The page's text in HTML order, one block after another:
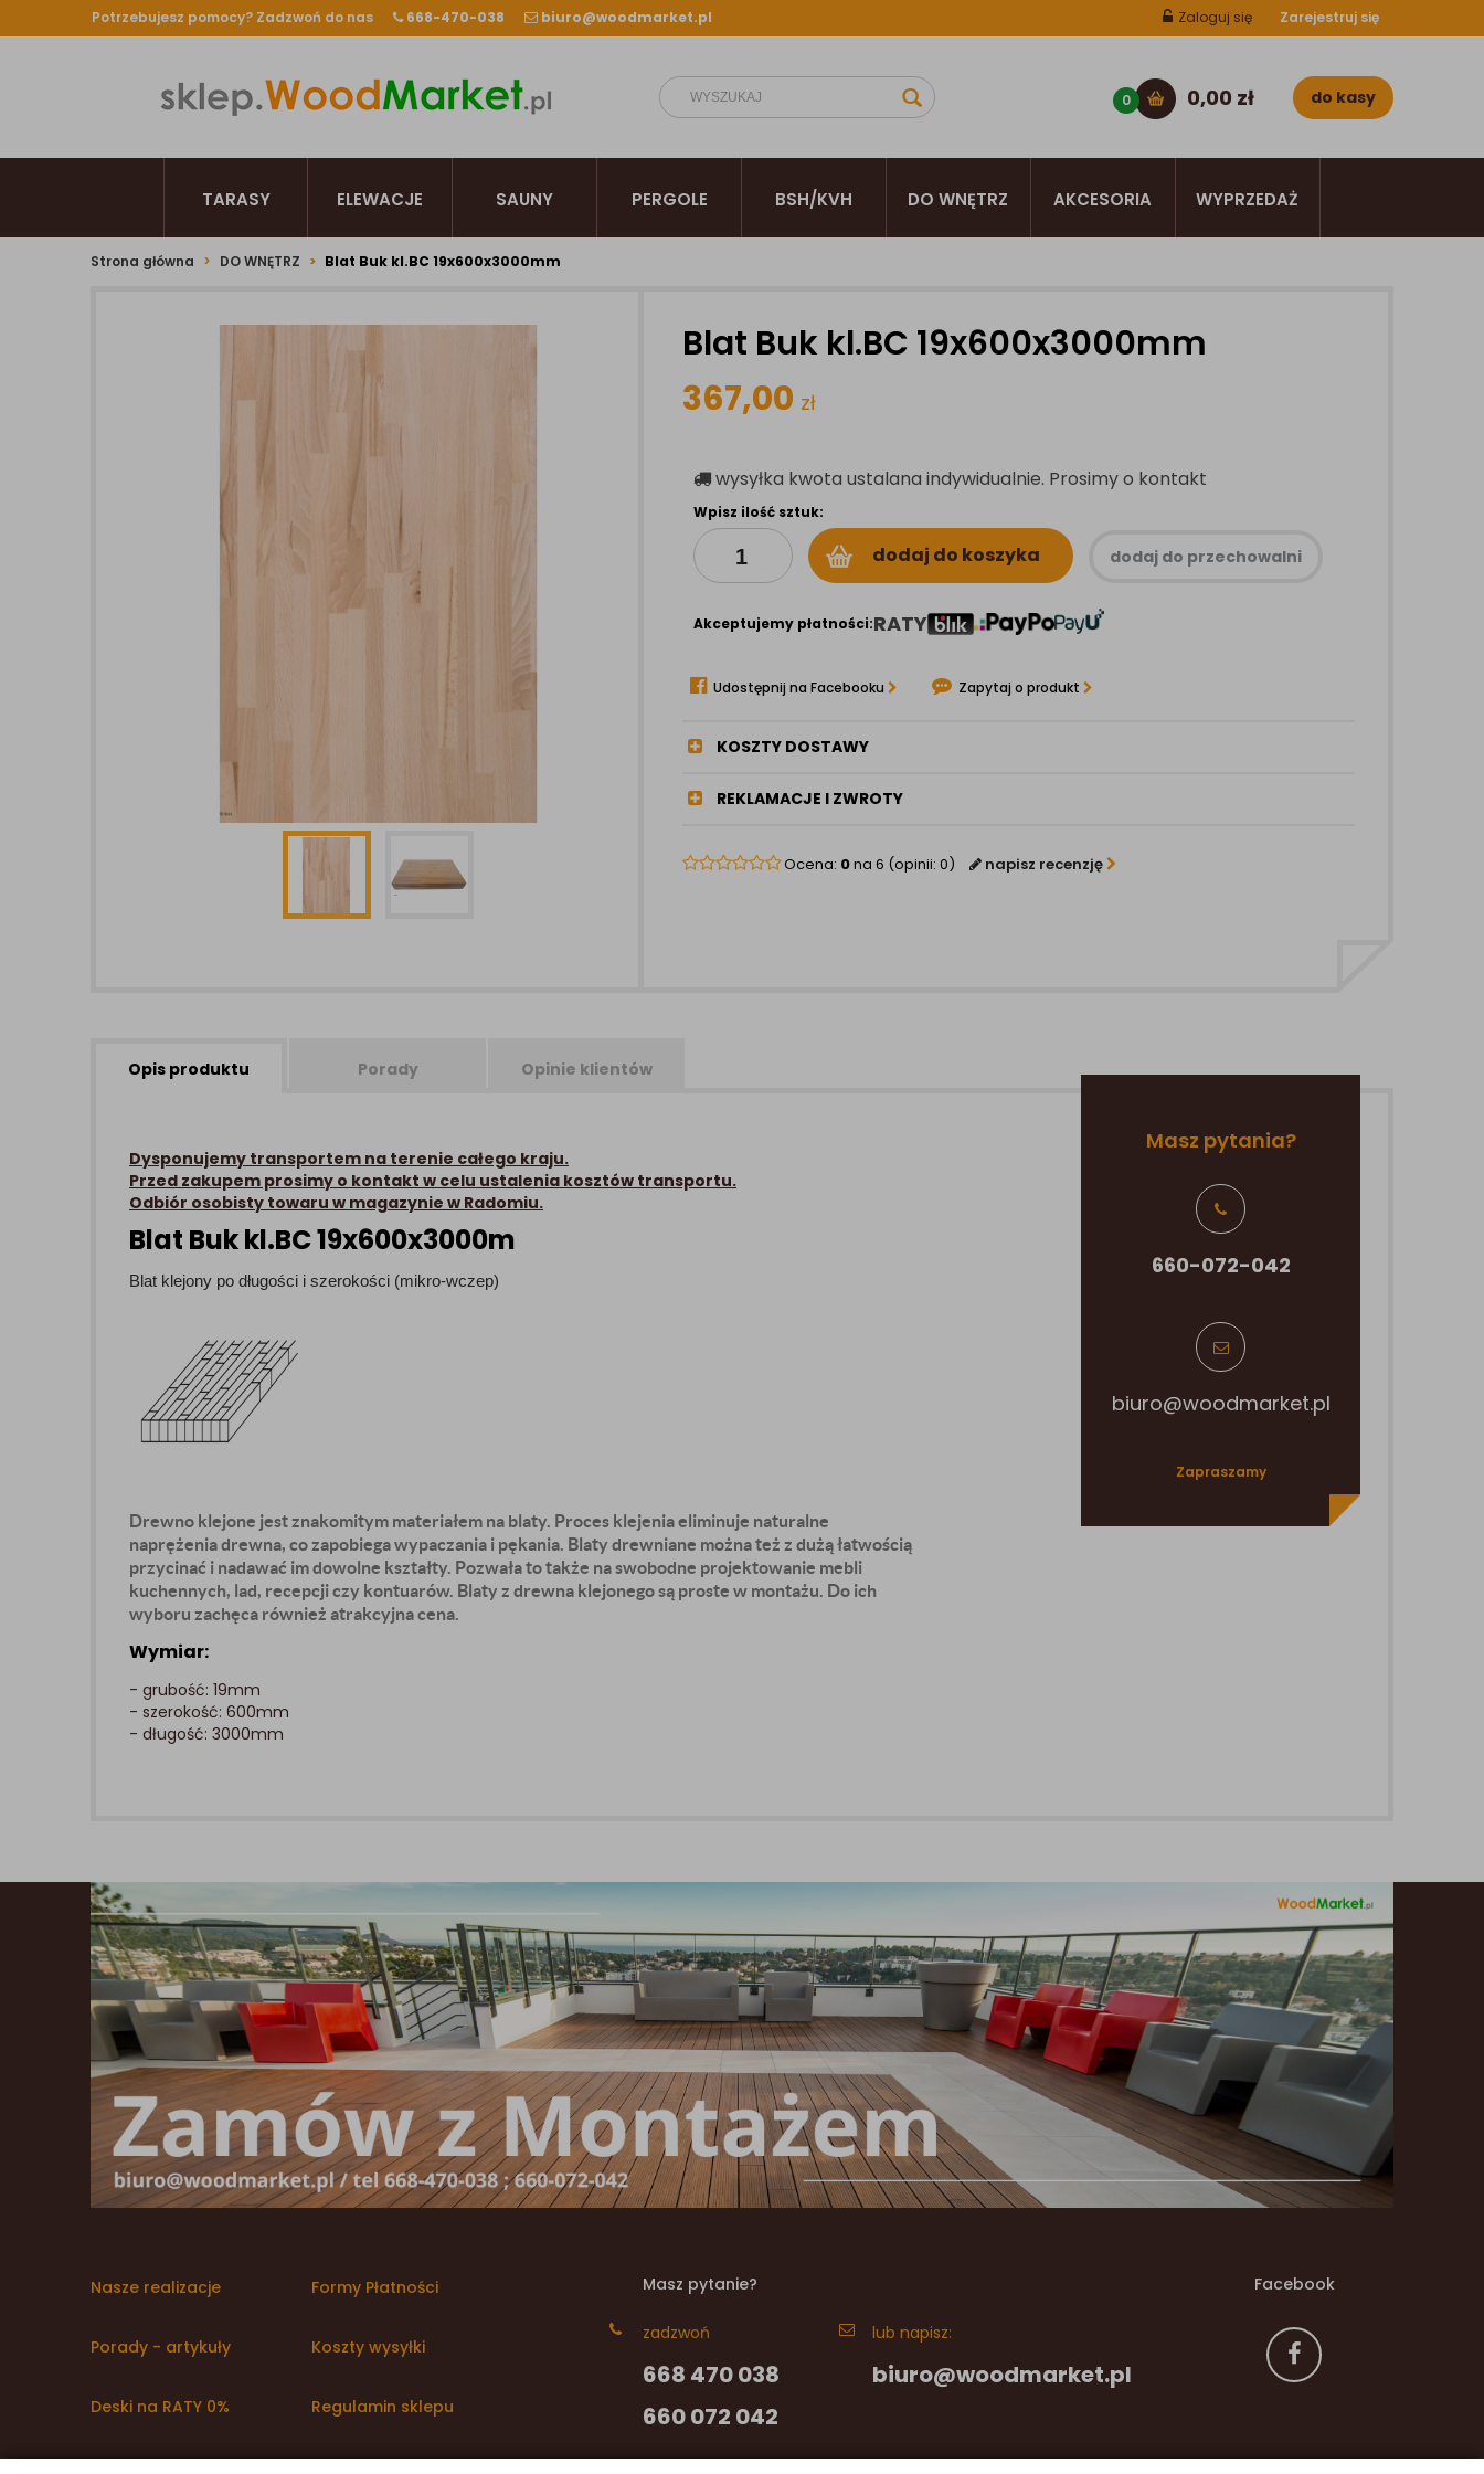
Potrzebujesz pomocy? Zadzwoń do nas 668-470-038 biuro@woodmarket.pl Zaloguj się Zarejestruj się
0 0,00 zł do kasy
TARASY ELEWACJE SAUNY PERGOLE BSH/KVH DO WNĘTRZ AKCESORIA WYPRZEDAŻ
Strona główna DO WNĘTRZ Blat Buk kl.BC 19x600x3000mm
Blat Buk kl.BC 19x600x3000mm
367,00 zł
wysyłka kwota ustalana indywidualnie. Prosimy o kontakt
Wpisz ilość sztuk:
dodaj do koszyka dodaj do przechowalni
Akceptujemy płatności:RATY
Udostępnij na Facebooku Zapytaj o produkt
KOSZTY DOSTAWY
REKLAMACJE I ZWROTY
Ocena: 0na 6 (opinii: 0) napisz recenzję
Opis produktu Porady Opinie klientów
Dysponujemy transportem na terenie całego kraju.
Przed zakupem prosimy o kontakt w celu ustalenia kosztów transportu.
Odbiór osobisty towaru w magazynie w Radomiu.
Blat Buk kl.BC 19x600x3000m
Blat klejony po długości i szerokości (mikro-wczep)
Drewno klejone jest znakomitym materiałem na blaty. Proces klejenia eliminuje naturalne
naprężenia drewna, co zapobiega wypaczania i pękania. Blaty drewniane można też z dużą łatwością
przycinać i nadawać im dowolne kształty. Pozwała to także na swobodne projektowanie mebli
kuchennych, lad, recepcji czy kontuarów. Blaty z drewna klejonego są proste w montażu. Do ich
wyboru zachęca również atrakcyjna cena.
Wymiar:
- grubość: 19mm
- szerokość: 600mm
- długość: 3000mm
Masz pytania?
660-072-042
biuro@woodmarket.pl
Zapraszamy
Nasze realizacje
Porady - artykuły
Deski na RATY 0%
Promocje WoodMarket
Formy Płatności
Koszty wysyłki
Regulamin sklepu
Polityka prywatności i
Masz pytanie?
zadzwoń
668 470 038
660 072 042
lub napisz:
biuro@woodmarket.pl
Facebook